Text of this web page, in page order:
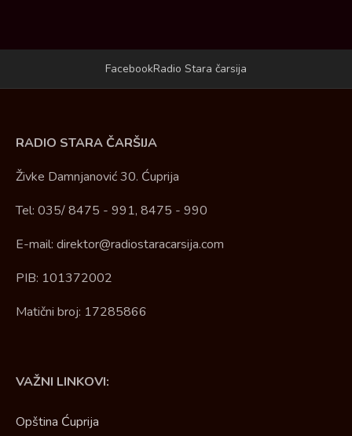
FacebookRadio Stara čarsija
RADIO STARA ČARŠIJA
Živke Damnjanović 30. Ćuprija
Tel: 035/ 8475 - 991, 8475 - 990
E-mail: direktor@radiostaracarsija.com
PIB: 101372002
Matični broj: 17285866
VAŽNI LINKOVI:
Opština Ćuprija